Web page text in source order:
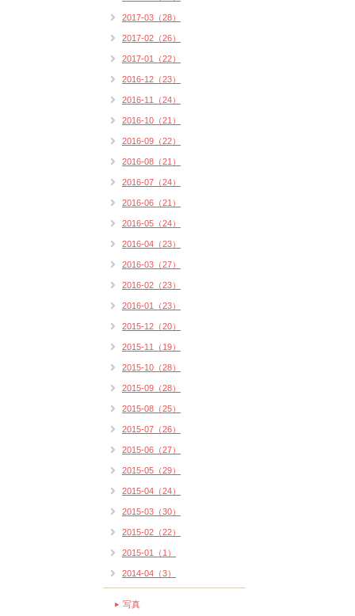
2017-03（28）
2017-02（26）
2017-01（22）
2016-12（23）
2016-11（24）
2016-10（21）
2016-09（22）
2016-08（21）
2016-07（24）
2016-06（21）
2016-05（24）
2016-04（23）
2016-03（27）
2016-02（23）
2016-01（23）
2015-12（20）
2015-11（19）
2015-10（28）
2015-09（28）
2015-08（25）
2015-07（26）
2015-06（27）
2015-05（29）
2015-04（24）
2015-03（30）
2015-02（22）
2015-01（1）
2014-04（3）
写真